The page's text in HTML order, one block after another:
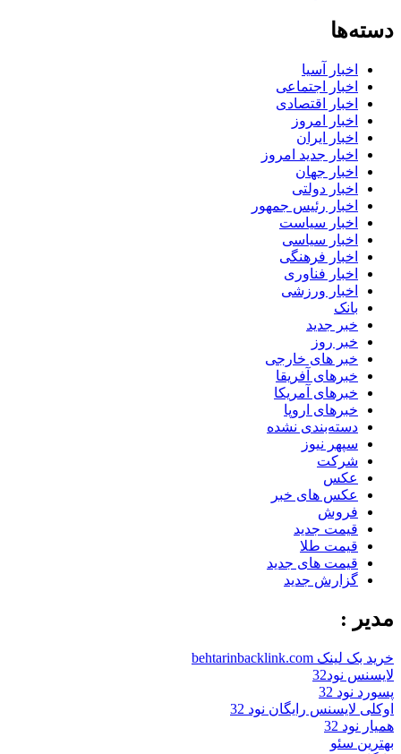
دسته‌ها
اخبار آسیا
اخبار اجتماعی
اخبار اقتصادی
اخبار امروز
اخبار ایران
اخبار جدید امروز
اخبار جهان
اخبار دولتی
اخبار رئیس جمهور
اخبار سیاست
اخبار سیاسی
اخبار فرهنگی
اخبار فناوری
اخبار ورزشی
بانک
خبر جدید
خبر روز
خبر های خارجی
خبرهای آفریقا
خبرهای آمریکا
خبرهای اروپا
دسته‌بندی نشده
سپهر نیوز
شرکت
عکس
عکس های خبر
فروش
قیمت جدید
قیمت طلا
قیمت های جدید
گزارش جدید
مدیر :
خرید بک لینک behtarinbacklink.com
لایسنس نود32
پسورد نود 32
اوکلی لایسنس رایگان نود 32
همیار نود 32
بهترین سئو